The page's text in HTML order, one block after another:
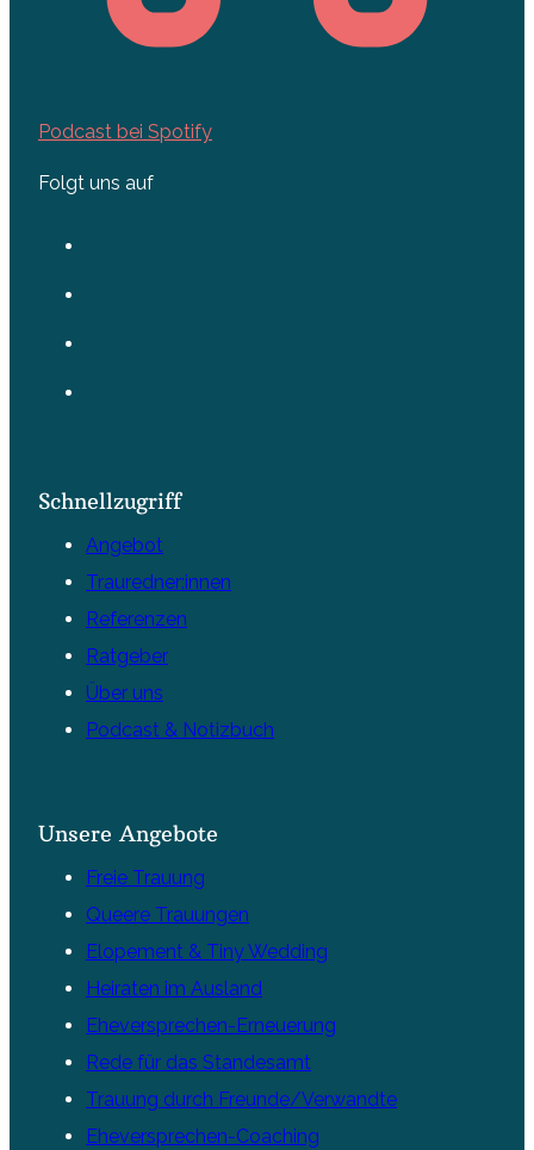
Podcast bei Spotify
Folgt uns auf
Schnellzugriff
Angebot
Trauredner:innen
Referenzen
Ratgeber
Über uns
Podcast & Notizbuch
Unsere Angebote
Freie Trauung
Queere Trauungen
Elopement & Tiny Wedding
Heiraten im Ausland
Eheversprechen-Erneuerung
Rede für das Standesamt
Trauung durch Freunde/Verwandte
Eheversprechen-Coaching